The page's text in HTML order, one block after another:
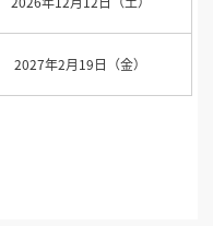
2027年2月19日（金）